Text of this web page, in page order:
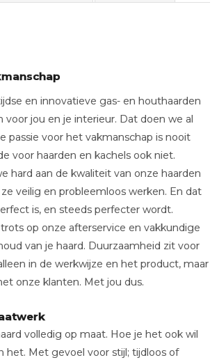
en innovatieve gas- en houthaarden
voor jou en je interieur. Dat doen we al
passie voor het vakmanschap is nooit
voor haarden en kachels ook niet.
hard aan de kwaliteit van onze haarden
veilig en probleemloos werken. En dat
is, en steeds perfecter wordt.
op onze afterservice en vakkundige
van je haard. Duurzaamheid zit voor
in de werkwijze en het product, maar
onze klanten. Met jou dus.
volledig op maat. Hoe je het ook wil
het. Met gevoel voor stijl; tijdloos of